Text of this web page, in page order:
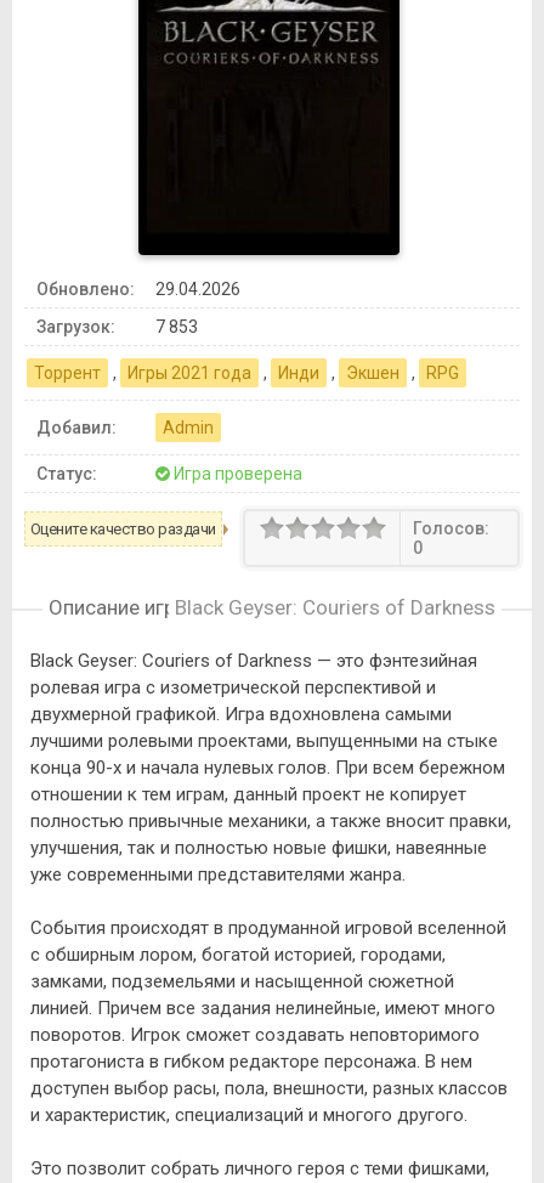
Обновлено:
29.04.2026
Загрузок:
7 853
Торрент , Игры 2021 года , Инди , Экшен , RPG
Добавил: Admin
Статус: Игра проверена
Оцените качество раздачи
Голосов:
0
Описание игрыBlack Geyser: Couriers of Darkness
Black Geyser: Couriers of Darkness — это фэнтезийная
ролевая игра с изометрической перспективой и
двухмерной графикой. Игра вдохновлена самыми
лучшими ролевыми проектами, выпущенными на стыке
конца 90-х и начала нулевых голов. При всем бережном
отношении к тем играм, данный проект не копирует
полностью привычные механики, а также вносит правки,
улучшения, так и полностью новые фишки, навеянные
уже современными представителями жанра.
События происходят в продуманной игровой вселенной
с обширным лором, богатой историей, городами,
замками, подземельями и насыщенной сюжетной
линией. Причем все задания нелинейные, имеют много
поворотов. Игрок сможет создавать неповторимого
протагониста в гибком редакторе персонажа. В нем
доступен выбор расы, пола, внешности, разных классов
и характеристик, специализаций и многого другого.
Это позволит собрать личного героя с теми фишками,